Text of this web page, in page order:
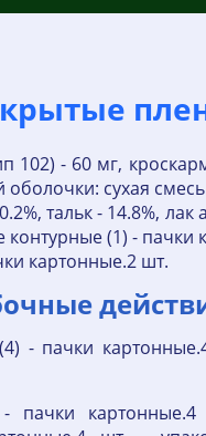
102) - 60 мг,
сухая
тальк - 14.8%,
контурные (1) - пачки
картонные.2 шт.
- пачки
пачки